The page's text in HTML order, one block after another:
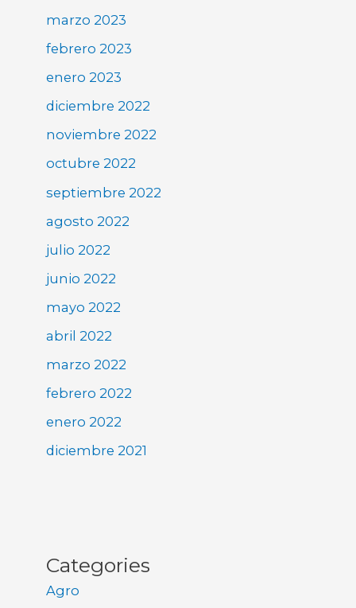
marzo 2023
febrero 2023
enero 2023
diciembre 2022
noviembre 2022
octubre 2022
septiembre 2022
agosto 2022
julio 2022
junio 2022
mayo 2022
abril 2022
marzo 2022
febrero 2022
enero 2022
diciembre 2021
Categories
Agro